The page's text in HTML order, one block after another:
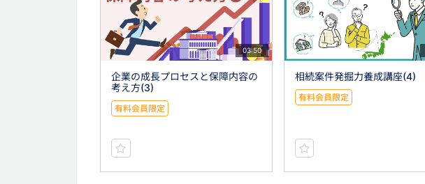
03:50
企業の成長プロセスと保障内容の
考え方(3)
有料会員限定
相続案件発掘力養成講座(4)
有料会員限定